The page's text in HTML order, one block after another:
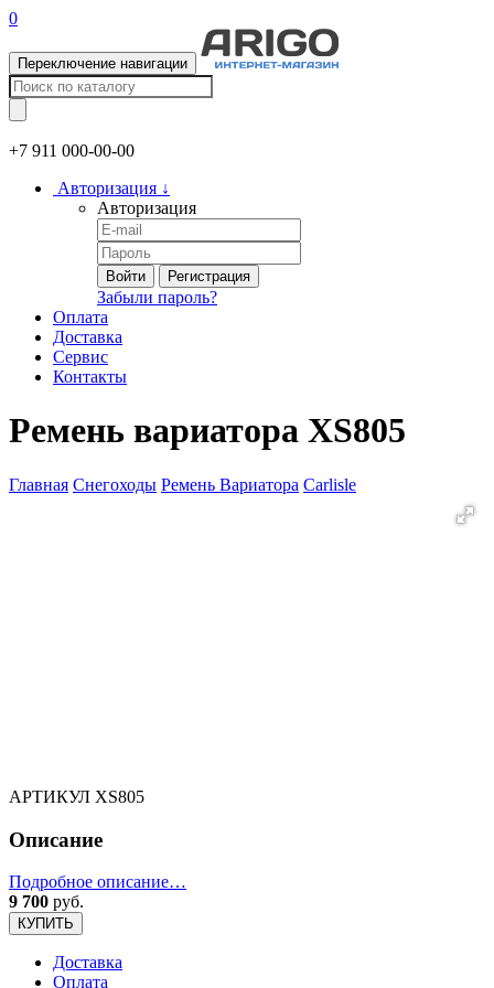
0
Переключение навигации
+7 911 000-00-00
Авторизация ↓
Авторизация
Войти Регистрация
Забыли пароль?
Оплата
Доставка
Сервис
Контакты
Ремень вариатора XS805
Главная Снегоходы Ремень Вариатора Carlisle
АРТИКУЛ XS805
Описание
Подробное описание…
9 700 руб.
КУПИТЬ
Доставка
Оплата